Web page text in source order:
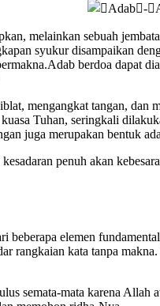
melainkan sebuah
syukur disampaikan
berdoa dapat
mengangkat tangan,
Tuhan, seringkali
juga merupakan bentuk
penuh akan
elemen
rangkaian kata tanpa
semata-mata karena